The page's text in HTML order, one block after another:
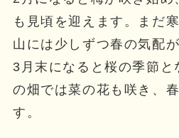
も見頃を迎えます。まだ
山には少しずつ春の気配
3月末になると桜の季節と
の畑では菜の花も咲き、
す。